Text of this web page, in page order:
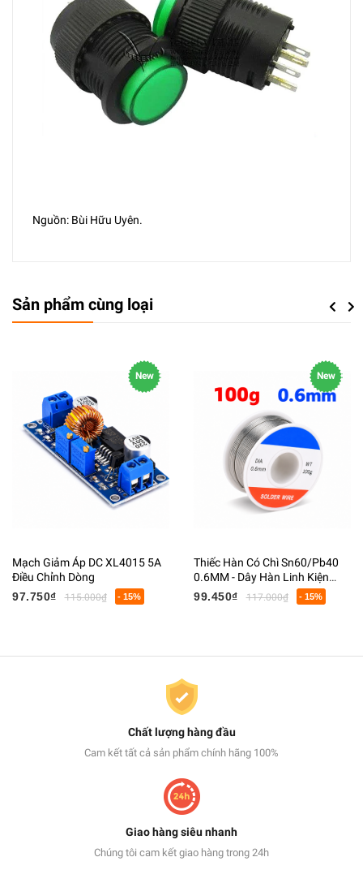
Nguồn: Bùi Hữu Uyên.
Sản phẩm cùng loại Previous
New
Mạch Giảm Áp DC XL4015 5A
Điều Chỉnh Dòng
97.750₫
115.000₫ - 15%
New
Thiếc Hàn Có Chì Sn60/Pb40
0.6MM - Dây Hàn Linh Kiện
Điện Tử Có Lõi Flux
99.450₫ 117.000₫ - 15%
Next
Chất lượng hàng đầu
Cam kết tất cả sản phẩm chính hãng 100%
Giao hàng siêu nhanh
Chúng tôi cam kết giao hàng trong 24h